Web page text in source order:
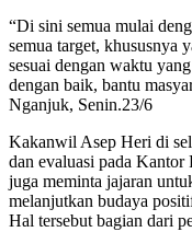
“Di sini semua mulai
semua target, khususnya
sesuai dengan waktu
dengan baik, bantu
Nganjuk, Senin.23/6
Kakanwil Asep Heri di
dan evaluasi pada Kantor
juga meminta jajaran
melanjutkan budaya
Hal tersebut bagian dari